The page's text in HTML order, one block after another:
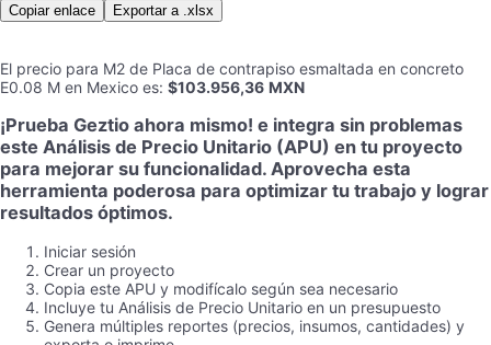
Copiar enlace Exportar a .xlsx
El precio para M2 de Placa de contrapiso esmaltada en concreto
E0.08 M en Mexico es: $103.956,36 MXN
¡Prueba Geztio ahora mismo! e integra sin problemas
este Análisis de Precio Unitario (APU) en tu proyecto
para mejorar su funcionalidad. Aprovecha esta
herramienta poderosa para optimizar tu trabajo y lograr
resultados óptimos.
Iniciar sesión
Crear un proyecto
Copia este APU y modifícalo según sea necesario
Incluye tu Análisis de Precio Unitario en un presupuesto
Genera múltiples reportes (precios, insumos, cantidades) y